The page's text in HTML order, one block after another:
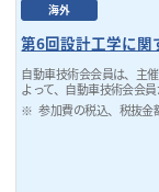
海外
第6回設計工学に関
自動車技術会会員は、主
よって、自動車技術会会
参加費の税込、税抜金